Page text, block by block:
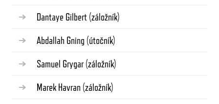
Dantaye Gilbert (záložník)
Abdallah Gning (útočník)
Samuel Grygar (záložník)
Marek Havran (záložník)